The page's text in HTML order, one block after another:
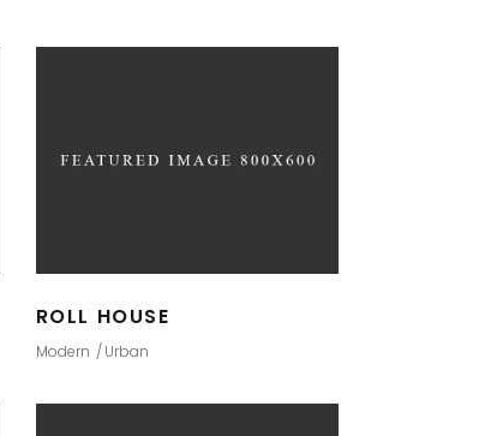
ROLL HOUSE
Modern Urban